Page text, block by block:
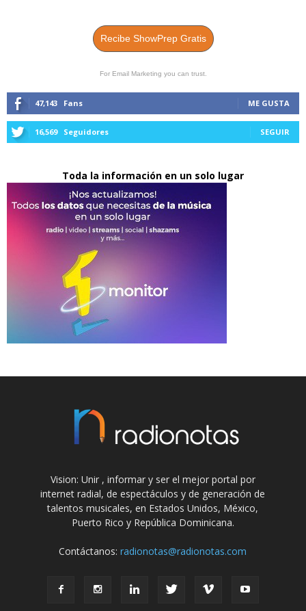
Recibe ShowPrep Gratis
For Email Marketing you can trust.
47,143 Fans ME GUSTA
16,569 Seguidores SEGUIR
Toda la información en un solo lugar
Vision: Unir , informar y ser el mejor portal por
internet radial, de espectáculos y de generación de
talentos musicales, en Estados Unidos, México,
Puerto Rico y República Dominicana.
Contáctanos:radionotas@radionotas.com